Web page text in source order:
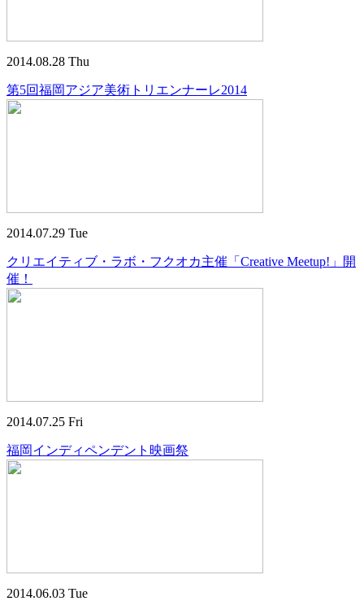
2014.08.28 Thu
第5回福岡アジア美術トリエンナーレ2014
2014.07.29 Tue
クリエイティブ・ラボ・フクオカ主催「Creative Meetup!」開
催！
2014.07.25 Fri
福岡インディペンデント映画祭
2014.06.03 Tue